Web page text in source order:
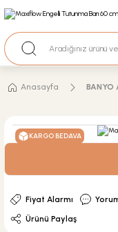
Nakit Ödemeli
Anasayfa BANYO
KARGO BEDAVA
Fiyat Alarmı
Ürünü Paylaş